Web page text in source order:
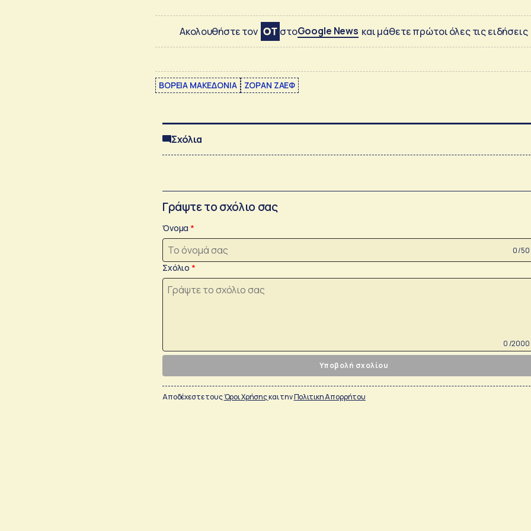
Ακολουθήστε τον στοGoogle News και μάθετε πρώτοι όλες τις ειδήσεις
ΒΟΡΕΙΑ ΜΑΚΕΔΟΝΙΑ ΖΟΡΑΝ ΖΑΕΦ
Σχόλια
Γράψτε το σχόλιο σας
Όνομα
0 /50
Σχόλιο
0 /2000
Υποβολή σχολίου
Αποδέχεστε τουςΌροι Χρήσηςκαι τηνΠολιτικη Απορρήτου